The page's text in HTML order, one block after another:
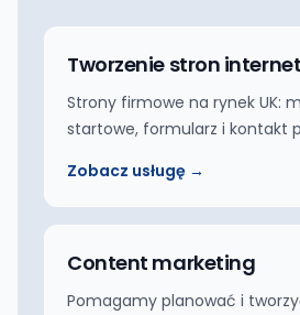
Tworzenie stron
Strony firmowe na rynek UK:
startowe, formularz i kontakt
Zobacz usługę →
Content marketing
Pomagamy planować i